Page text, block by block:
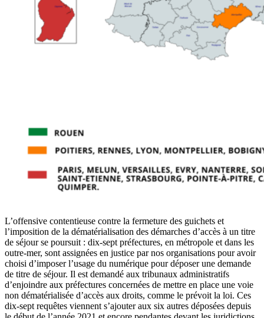
L’offensive contentieuse contre la fermeture des guichets et
l’imposition de la dématérialisation des démarches d’accès à un titre
de séjour se poursuit : dix-sept préfectures, en métropole et dans les
outre-mer, sont assignées en justice par nos organisations pour avoir
choisi d’imposer l’usage du numérique pour déposer une demande
de titre de séjour. Il est demandé aux tribunaux administratifs
d’enjoindre aux préfectures concernées de mettre en place une voie
non dématérialisée d’accès aux droits, comme le prévoit la loi. Ces
dix-sept requêtes viennent s’ajouter aux six autres déposées depuis